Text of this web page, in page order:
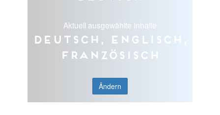
Aktuell ausgewählte Inhalte
Deutsch, Englisch,
Französisch
Ändern